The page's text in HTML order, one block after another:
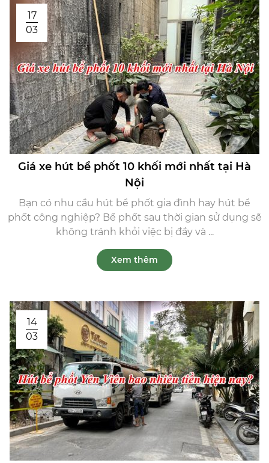
17
03
Giá xe hút bể phốt 10 khối mới nhất tại Hà
Nội
Bạn có nhu cầu hút bể phốt gia đình hay hút bể
phốt công nghiệp? Bể phốt sau thời gian sử dụng sẽ
không tránh khỏi việc bị đầy và ...
Xem thêm
14
03